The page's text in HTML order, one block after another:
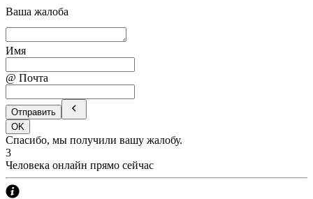
Ваша жалоба
Имя
@ Почта
Отправить
OK
Спасибо, мы получили вашу жалобу.
3
Человека онлайн прямо сейчас